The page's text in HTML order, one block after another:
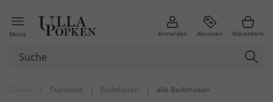
Menü Anmelden Aktionen Warenkorb
| Startseite | Badehosen | alle Badehosen